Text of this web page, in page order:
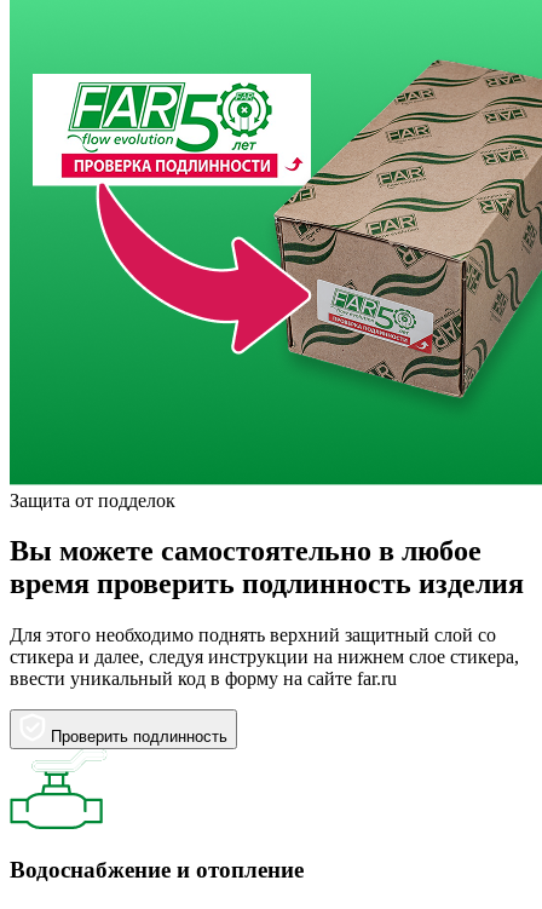
Защита от подделок
Вы можете самостоятельно в любое
время проверить подлинность изделия
Для этого необходимо поднять верхний защитный слой со
стикера и далее, следуя инструкции на нижнем слое стикера,
ввести уникальный код в форму на сайте far.ru
Проверить подлинность
Водоснабжение и отопление